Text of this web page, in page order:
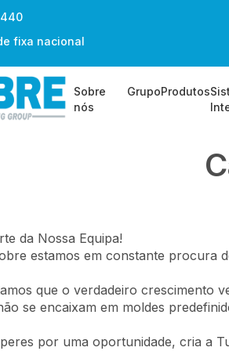
440
fixa nacional
Sobre
nós
GrupoProdutos
da Nossa Equipa!
estamos em constante procura
que o verdadeiro crescimento
se encaixam em moldes
por uma oportunidade, cria a